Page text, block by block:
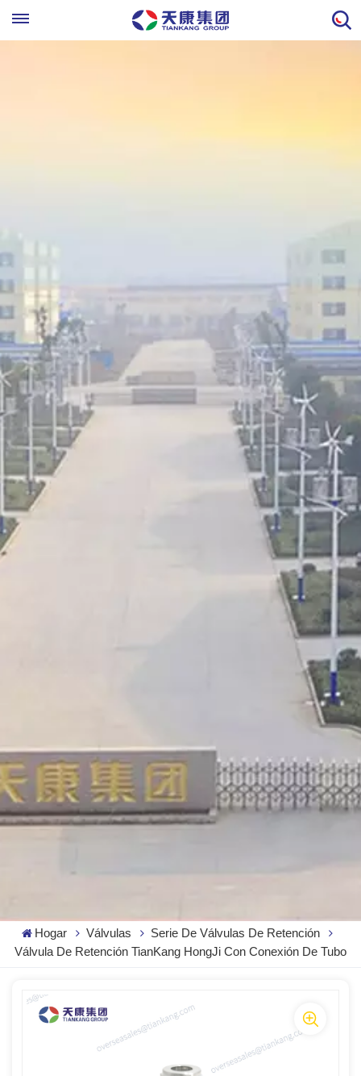
Hogar Válvulas
Serie De Válvulas De Retención
Válvula De Retención TianKang HongJi Con Conexión De Tubo